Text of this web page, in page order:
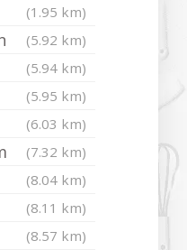
(1.95 km)
(5.92 km)
(5.94 km)
(5.95 km)
(6.03 km)
(7.32 km)
(8.04 km)
(8.11 km)
(8.57 km)